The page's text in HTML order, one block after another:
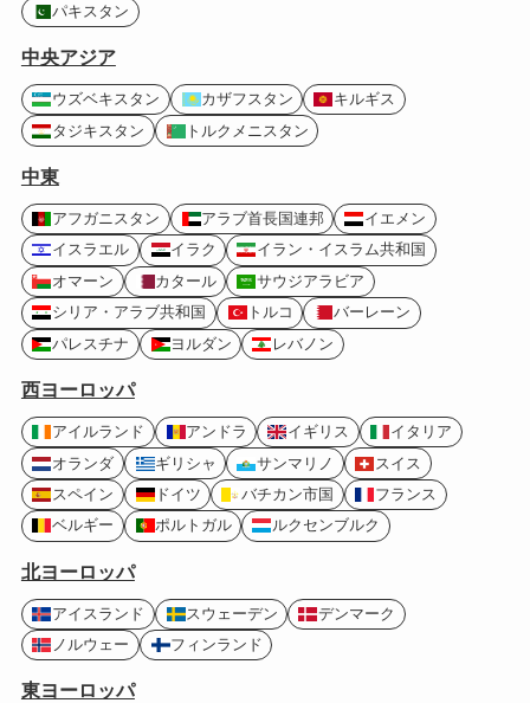
パキスタン
中央アジア
ウズベキスタン カザフスタン
キルギス
タジキスタン
トルクメニスタン
中東
アフガニスタン アラブ首長国連邦
イエメン
イスラエル
イラク
イラン・イスラム共和国
オマーン
カタール
サウジアラビア
シリア・アラブ共和国
トルコ
バーレーン
パレスチナ
ヨルダン レバノン
西ヨーロッパ
アイルランド アンドラ イギリス
イタリア
オランダ
ギリシャ サンマリノ
スイス
スペイン
ドイツ バチカン市国
フランス
ベルギー
ポルトガル ルクセンブルク
北ヨーロッパ
アイスランド スウェーデン
デンマーク
ノルウェー
フィンランド
東ヨーロッパ